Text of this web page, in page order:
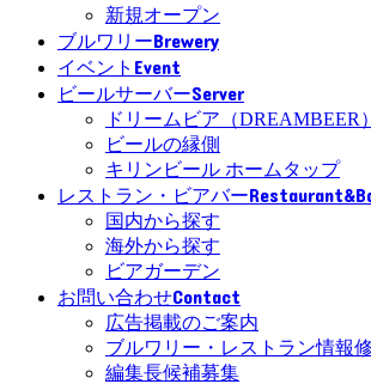
新規オープン
ブルワリーBrewery
イベント Event
ビールサーバーServer
ドリームビア（DREAMBEER）
ビールの縁側
キリンビール ホームタップ
レストラン・ビアバー
国内から探す
海外から探す
ビアガーデン
お問い合わせContact
広告掲載のご案内
ブルワリー・レストラン情報
編集長候補募集